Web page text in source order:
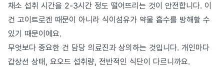
채소 섭취 시간을 2-3시간 정도 떨어뜨리는 것이 안전합니다. 이
건 고이트로겐 때문이 아니라 식이섬유가 약물 흡수를 방해할 수
있기 때문이에요.
무엇보다 중요한 건 담당 의료진과 상의하는 것입니다. 개인마다
갑상선 상태, 요오드 섭취량, 전반적인 식단이 다르니까요.